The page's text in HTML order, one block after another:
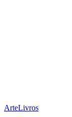
ArteLivros